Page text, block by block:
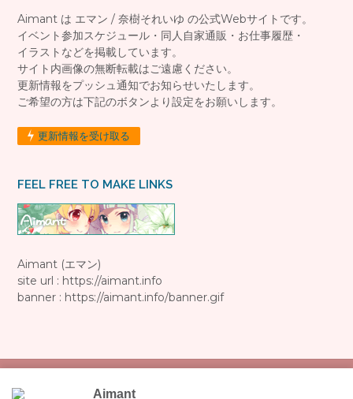
Aimant は エマン / 奈樹それいゆ の公式Webサイトです。
イベント参加スケジュール・同人自家通販・お仕事履歴・
イラストなどを掲載しています。
サイト内画像の無断転載はご遠慮ください。
更新情報をプッシュ通知でお知らせいたします。
ご希望の方は下記のボタンより設定をお願いします。
更新情報を受け取る
FEEL FREE TO MAKE LINKS
Aimant (エマン)
site url : https://aimant.info
banner : https://aimant.info/banner.gif
Aimant